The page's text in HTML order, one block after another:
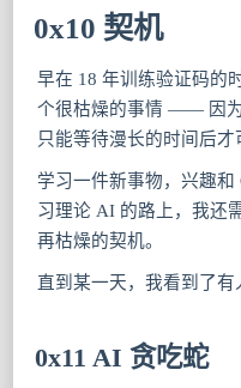
0x10 契机
早在 18 年训练验证码的
个很枯燥的事情 —— 因
只能等待漫长的时间后才
学习一件新事物，兴趣和
习理论 AI 的路上，我
再枯燥的契机。
直到某一天，我看到了
0x11 AI 贪吃蛇